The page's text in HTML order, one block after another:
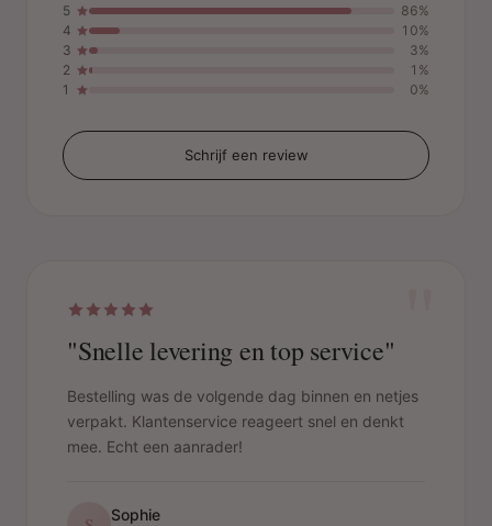
5
86%
4
10%
3
3%
2
1%
1
0%
Schrijf een review
"Snelle levering en top service"
Bestelling was de volgende dag binnen en netjes
verpakt. Klantenservice reageert snel en denkt
mee. Echt een aanrader!
Sophie